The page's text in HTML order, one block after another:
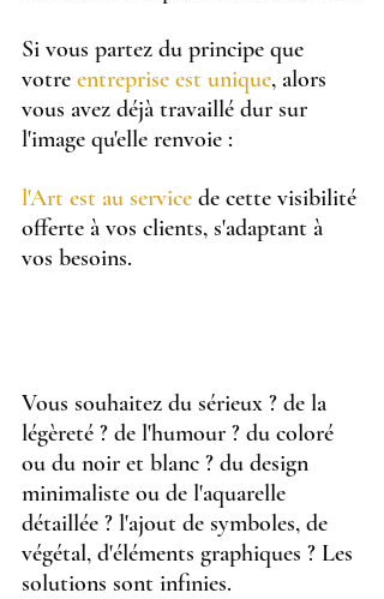
Si vous partez du principe que
votre entreprise est unique, alors
vous avez déjà travaillé dur sur
l'image qu'elle renvoie :
l'Art est au service de cette visibilité
offerte à vos clients, s'adaptant à
vos besoins.
Vous souhaitez du sérieux ? de la
légèreté ? de l'humour ? du coloré
ou du noir et blanc ? du design
minimaliste ou de l'aquarelle
détaillée ? l'ajout de symboles, de
végétal, d'éléments graphiques ? Les
solutions sont infinies.